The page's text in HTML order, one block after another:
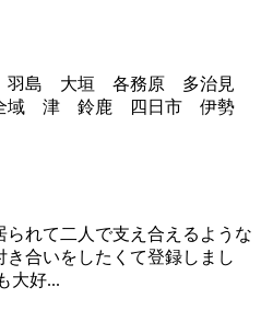
羽島 大垣 各務原 多治見
域 津 鈴鹿 四日市 伊勢
れて二人で支え合えるような
合いをしたくて登録しまし
大好...